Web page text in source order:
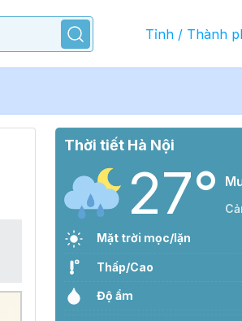
Tỉnh / Thành
Thời tiết Hà Nội
27°
Mặt trời mọc/lặn
Thấp/Cao
Độ ẩm